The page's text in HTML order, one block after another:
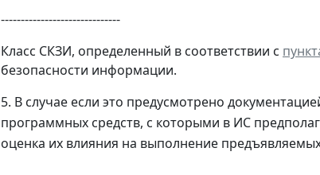
------------------------------
Класс СКЗИ, определенный в соответствии с
безопасности информации.
5. В случае если это предусмотрено
программных средств, с которыми в ИС
оценка их влияния на выполнение